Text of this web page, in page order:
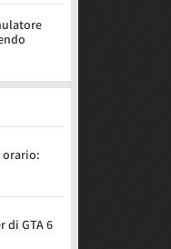
orario:
di GTA 6